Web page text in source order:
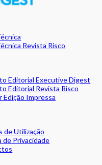
Revista Risco
Editorial Executive Digest
Editorial Revista Risco
Edição Impressa
de Utilização
de Privacidade